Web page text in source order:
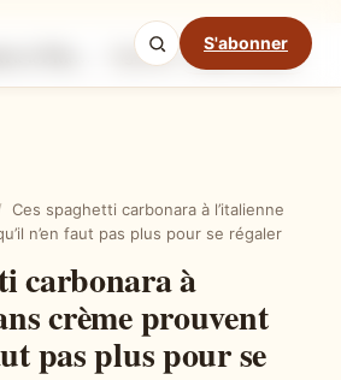
S'abonner
Ingrédients Étapes
Mode cuisine
Ces spaghetti carbonara à l’italienne
n’en faut pas plus pour se régaler
carbonara à
crème prouvent
pas plus pour se